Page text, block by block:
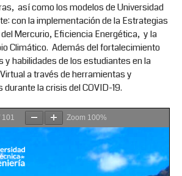
así como los modelos de Universidad
con la implementación de la Estrategias
Mercurio, Eficiencia Energética, y la
Climático. Además del fortalecimiento
y habilidades de los estudiantes en la
a través de herramientas y
la crisis del COVID-19.
101 Zoom 100%